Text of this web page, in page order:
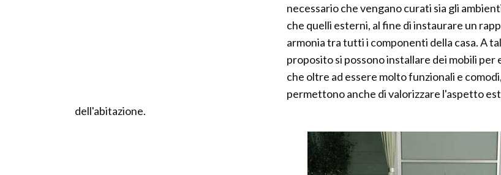
necessario che vengano curati sia gli
che quelli esterni, al fine di instaurare un
armonia tra tutti i componenti della casa. A tal
proposito si possono installare dei mobili per
che oltre ad essere molto funzionali e comodi,
permettono anche di valorizzare l'aspetto
dell'abitazione.